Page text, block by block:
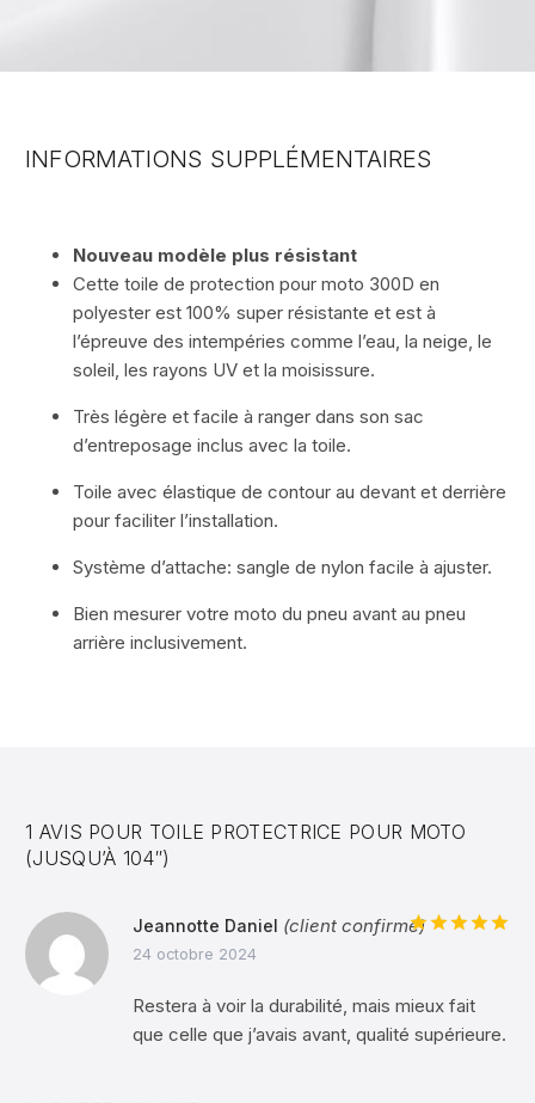
INFORMATIONS SUPPLÉMENTAIRES
Nouveau modèle plus résistant
Cette toile de protection pour moto 300D en
polyester est 100% super résistante et est à
l’épreuve des intempéries comme l’eau, la neige, le
soleil, les rayons UV et la moisissure.
Très légère et facile à ranger dans son sac
d’entreposage inclus avec la toile.
Toile avec élastique de contour au devant et derrière
pour faciliter l’installation.
Système d’attache: sangle de nylon facile à ajuster.
Bien mesurer votre moto du pneu avant au pneu
arrière inclusivement.
1 AVIS POUR TOILE PROTECTRICE POUR MOTO
(JUSQU’À 104″)
Jeannotte Daniel (client confirmé)
24 octobre 2024
Restera à voir la durabilité, mais mieux fait
que celle que j’avais avant, qualité supérieure.
OBTENEZ 5% DE RABAIS
Abonnez-vous maintenant pour obtenir votre coupon rabais.
S'ABONNER
Vous pouvez vous désabonnez à tout moment.